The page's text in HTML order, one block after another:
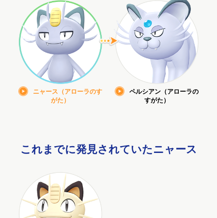
ニャース（アローラのす
がた）
ペルシアン（アローラの
すがた）
これまでに発見されていたニャース